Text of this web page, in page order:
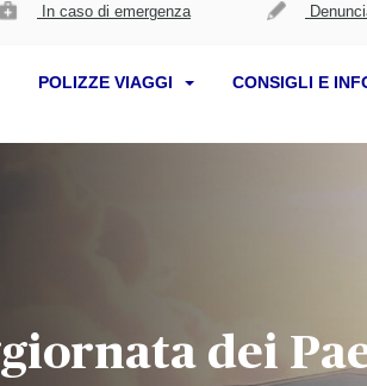
In caso di emergenza
POLIZZE VIAGGI CONSIGLI E
dei